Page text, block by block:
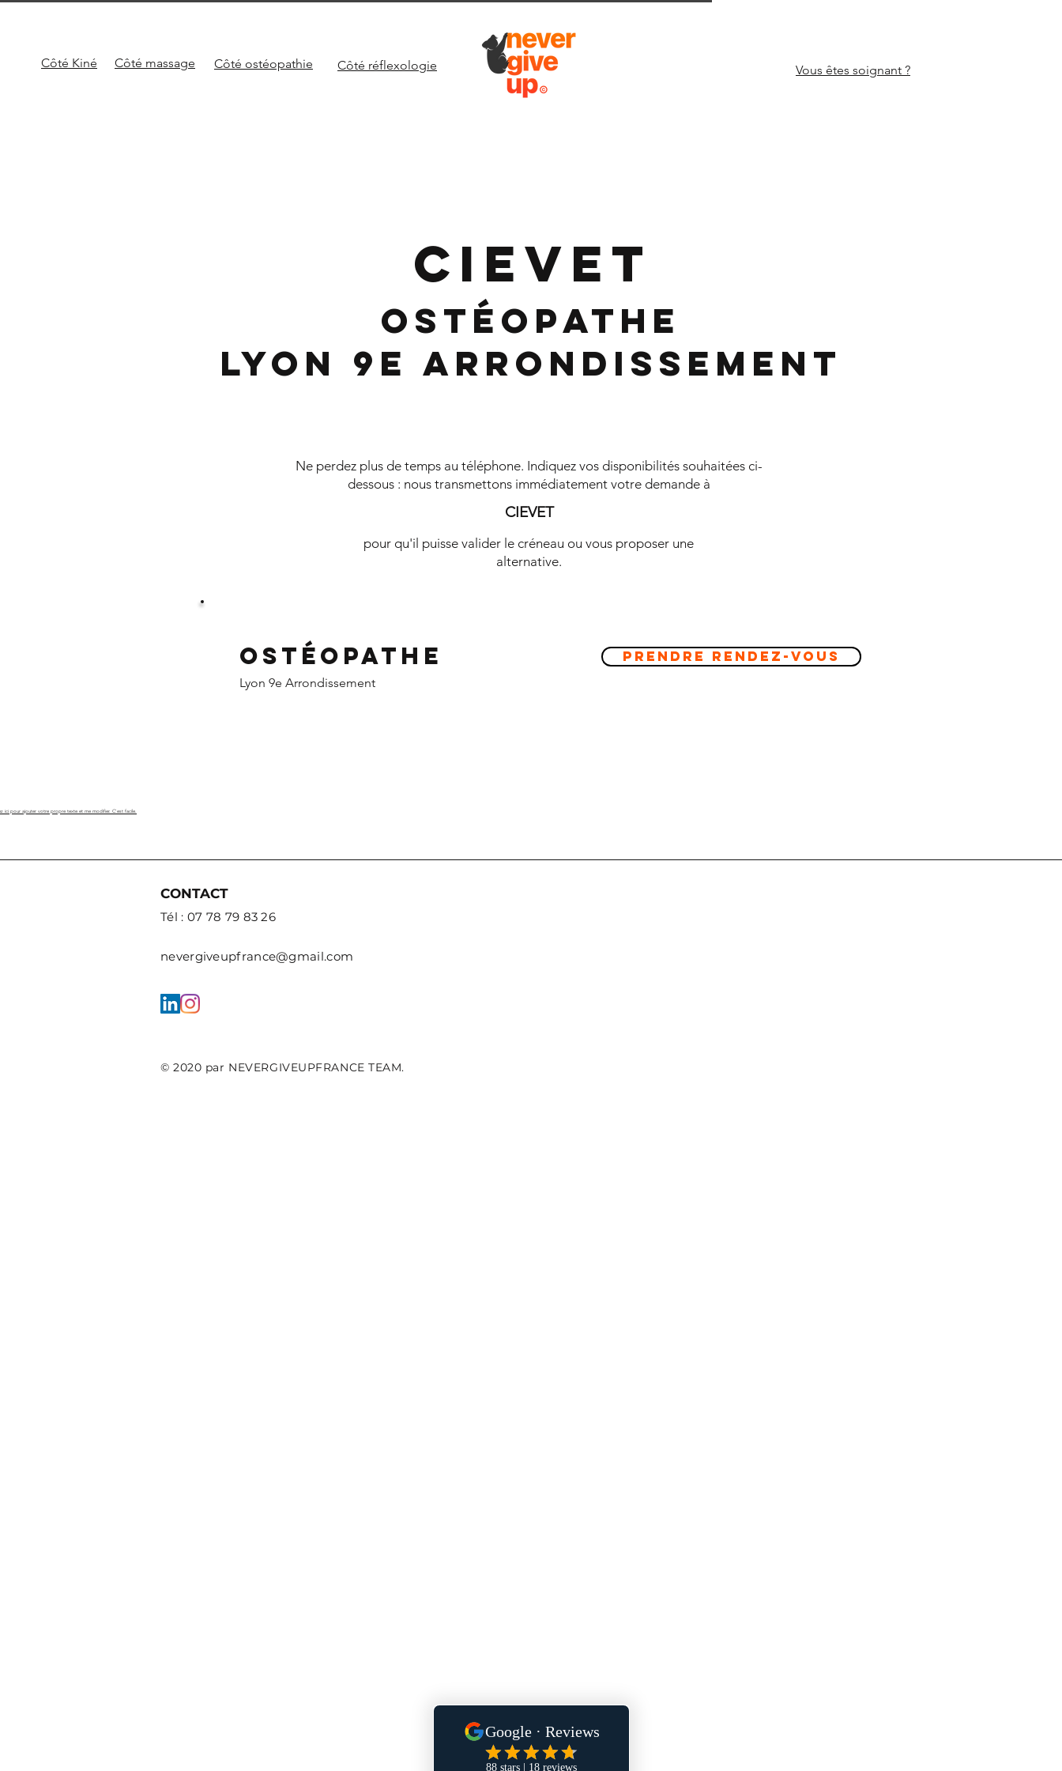
Côté massage Côté ostéopathie Côté réflexologie
Côté Kiné Vous êtes soignant ?
CIEVET
Ostéopathe
Lyon 9e Arrondissement
Ne perdez plus de temps au téléphone. Indiquez vos disponibilités souhaitées ci-
dessous : nous transmettons immédiatement votre demande à
CIEVET
pour qu'il puisse valider le créneau ou vous proposer une
alternative.
Prendre Rendez-vous
Lyon 9e Arrondissement
Ostéopathe
ici pour ajouter votre propre texte et me modifier. C'est facile.
CONTACT
Tél : 07 78 79 83 26
nevergiveupfrance@gmail.com
© 2020 par NEVERGIVEUPFRANCE TEAM.